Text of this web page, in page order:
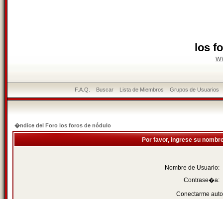
los
F.A.Q. Buscar Lista de Miembros Grupos de Usuarios
�ndice del Foro los foros de nódulo
Por favor, ingrese su
Nombre de Usuario:
Contrase�a:
Conectarme